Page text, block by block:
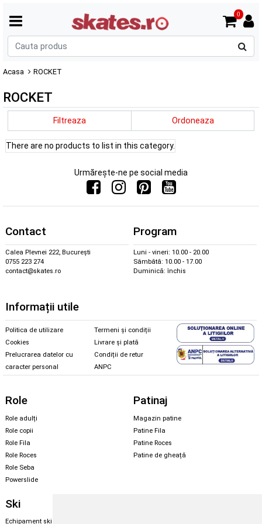
0
Acasa ROCKET
ROCKET
Filtreaza Ordoneaza
There are no products to list in this category.
Urmărește-ne pe social media
Contact
Calea Plevnei 222, București
0755 223 274
contact@skates.ro
Program
Luni - vineri: 10.00 - 20.00
Sâmbătă: 10.00 - 17.00
Duminică: închis
Informații utile
Politica de utilizare
Cookies
Prelucrarea datelor cu
caracter personal
Termeni și condiții
Livrare și plată
Condiții de retur
ANPC
Role
Role adulți
Role copii
Role Fila
Role Roces
Role Seba
Powerslide
Patinaj
Magazin patine
Patine Fila
Patine Roces
Patine de gheață
Ski
Echipament ski